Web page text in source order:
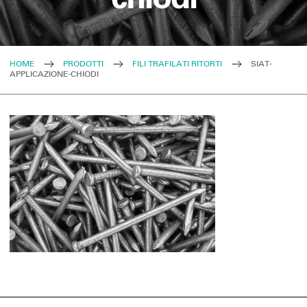
HOME PRODOTTI FILI TRAFILATI RITORTI
SIAT-
APPLICAZIONE-CHIODI